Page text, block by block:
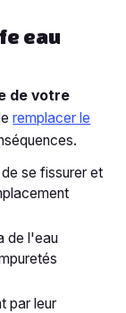
eau
de votre
remplacer le
se fissurer et
de l'eau
par leur